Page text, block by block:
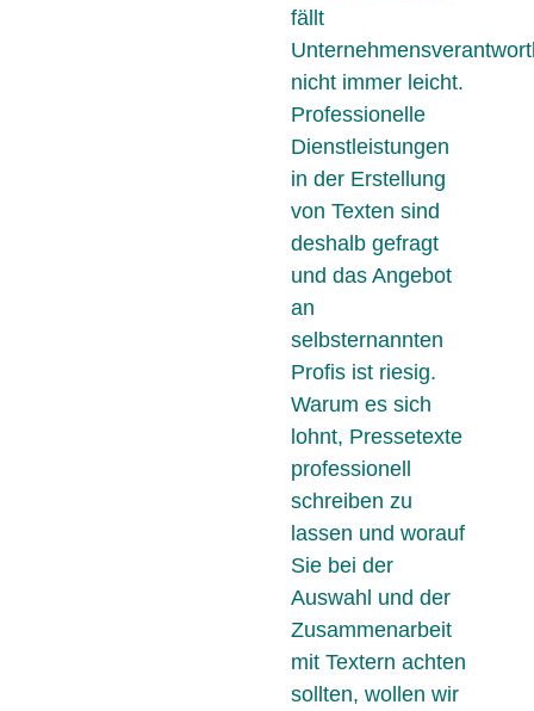
fällt
nicht immer leicht.
Professionelle
Dienstleistungen
in der Erstellung
von Texten sind
deshalb gefragt
und das Angebot
an
selbsternannten
Profis ist riesig.
Warum es sich
lohnt, Pressetexte
professionell
schreiben zu
lassen und worauf
Sie bei der
Auswahl und der
Zusammenarbeit
mit Textern achten
sollten, wollen wir